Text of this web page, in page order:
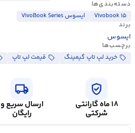
دسته‌بندی‌ها
Vivobook ۱۵
ایسوس VivoBook Series
برند
ایسوس
برچسب‌ها
خرید لپ تاپ گیمینگ
قیمت لپ تاپ
verified_user
۱۸ ماه گارانتی
شرکتی
local_shipping
ارسال سریع و
رایگان